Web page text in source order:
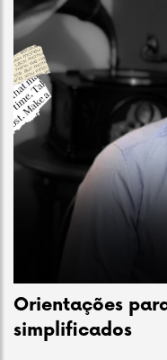
Orientações
simplificados